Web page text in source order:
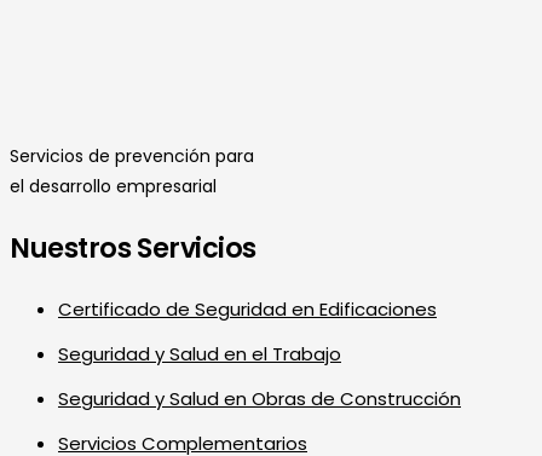
Servicios de prevención para
el desarrollo empresarial
Nuestros Servicios
Certificado de Seguridad en Edificaciones
Seguridad y Salud en el Trabajo
Seguridad y Salud en Obras de Construcción
Servicios Complementarios